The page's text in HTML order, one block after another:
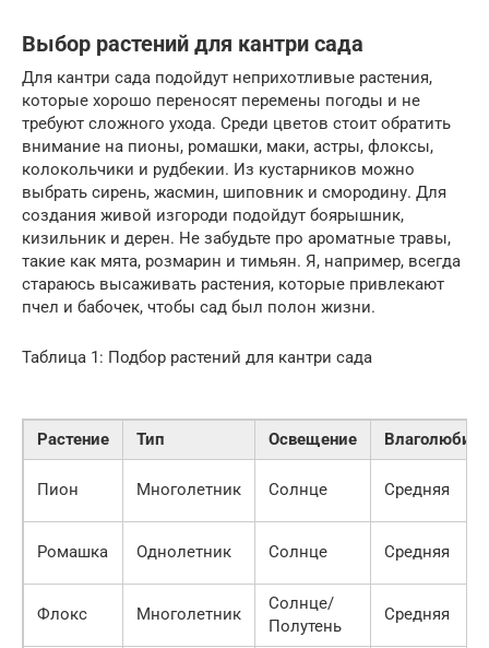
Выбор растений для кантри сада
Для кантри сада подойдут неприхотливые растения,
которые хорошо переносят перемены погоды и не
требуют сложного ухода. Среди цветов стоит обратить
внимание на пионы, ромашки, маки, астры, флоксы,
колокольчики и рудбекии. Из кустарников можно
выбрать сирень, жасмин, шиповник и смородину. Для
создания живой изгороди подойдут боярышник,
кизильник и дерен. Не забудьте про ароматные травы,
такие как мята, розмарин и тимьян. Я, например, всегда
стараюсь высаживать растения, которые привлекают
пчел и бабочек, чтобы сад был полон жизни.
Таблица 1: Подбор растений для кантри сада
Растение Тип Освещение
Пион Многолетник Солнце Средняя
Ромашка Однолетник Солнце Средняя
Флокс Многолетник
Солнце/
Полутень
Средняя